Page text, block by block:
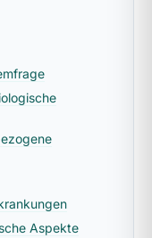
Aspekte